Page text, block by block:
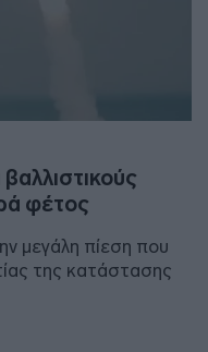
φέτος
μεγάλη πίεση που
της κατάστασης